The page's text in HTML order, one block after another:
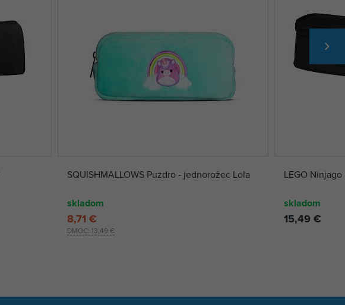
SQUISHMALLOWS Puzdro - jednorožec Lola
skladom
DMOC: 13,49 €
8,71 €
LEGO
skladom
15,49 €